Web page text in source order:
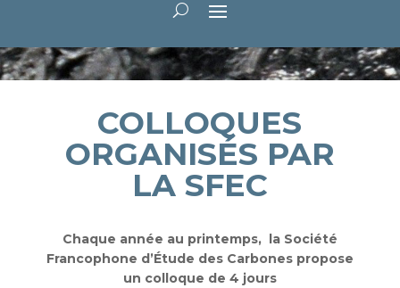
COLLOQUES
ORGANISÉS PAR
LA SFEC
Chaque année au printemps, la Société
Francophone d’Étude des Carbones propose
un colloque de 4 jours